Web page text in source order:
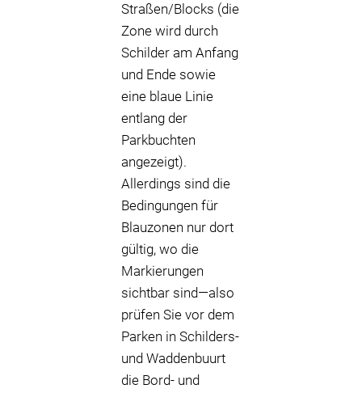
Straßen/Blocks (die
Zone wird durch
Schilder am Anfang
und Ende sowie
eine blaue Linie
entlang der
Parkbuchten
angezeigt).
Allerdings sind die
Bedingungen für
Blauzonen nur dort
gültig, wo die
Markierungen
sichtbar sind—also
prüfen Sie vor dem
Parken in Schilders-
und Waddenbuurt
die Bord- und